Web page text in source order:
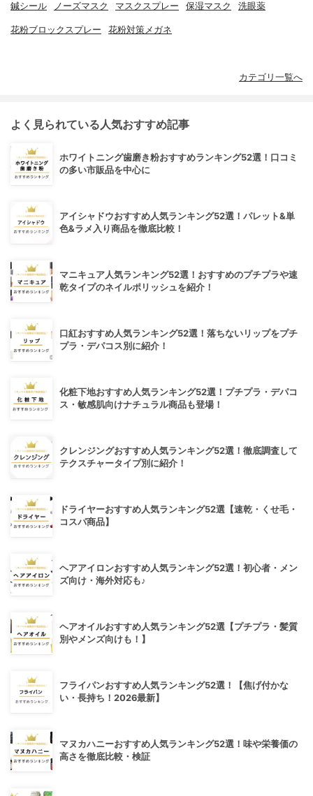
鍼シール ノーズマスク マスクスプレー 保湿マスク 洗眼薬
花粉ブロックスプレー 花粉対策メガネ
カテゴリ一覧へ
よく見られている人気おすすめ記事
ホワイトニング歯磨き粉おすすめランキング52選！口コミ
の多い市販品を中心に
アイシャドウおすすめ人気ランキング52選！パレット&単
色&ラメ入り商品を徹底比較！
マニキュア人気ランキング52選！おすすめのプチプラや速
乾タイプのネイルポリッシュを紹介！
口紅おすすめ人気ランキング52選！落ちないリップをプチ
プラ・デパコス別に紹介！
化粧下地おすすめ人気ランキング52選！プチプラ・デパコ
ス・敏感肌向けナチュラル商品も登場！
クレンジングおすすめ人気ランキング52選！徹底調査して
テクスチャータイプ別に紹介！
ドライヤーおすすめ人気ランキング52選【速乾・くせ毛・
コスパ商品】
ヘアアイロンおすすめ人気ランキング52選！初心者・メン
ズ向け・海外対応も♪
ヘアオイルおすすめ人気ランキング52選【プチプラ・髪質
別やメンズ向けも！】
フライパンおすすめ人気ランキング52選！【焦げ付かな
い・長持ち！2026最新】
マヌカハニーおすすめ人気ランキング52選！味や栄養価の
高さを徹底比較・検証